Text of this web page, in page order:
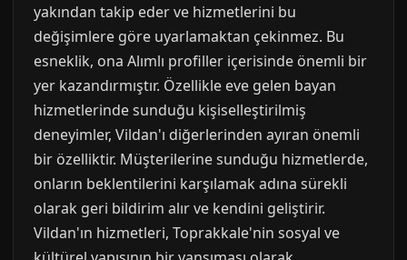
yakından takip eder ve hizmetlerini bu
değişimlere göre uyarlamaktan çekinmez. Bu
esneklik, ona Alımlı profiller içerisinde önemli bir
yer kazandırmıştır. Özellikle eve gelen bayan
hizmetlerinde sunduğu kişiselleştirilmiş
deneyimler, Vildan'ı diğerlerinden ayıran önemli
bir özelliktir. Müşterilerine sunduğu hizmetlerde,
onların beklentilerini karşılamak adına sürekli
olarak geri bildirim alır ve kendini geliştirir.
Vildan'ın hizmetleri, Toprakkale'nin sosyal ve